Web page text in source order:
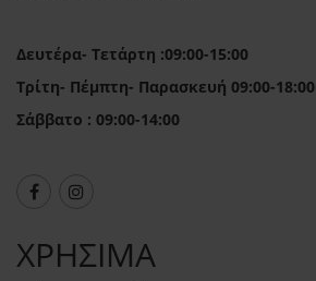
Δευτέρα- Τετάρτη :09:00-15:00
Τρίτη- Πέμπτη- Παρασκευή 09:00-18:00
Σάββατο : 09:00-14:00
ΧΡΗΣΙΜΑ